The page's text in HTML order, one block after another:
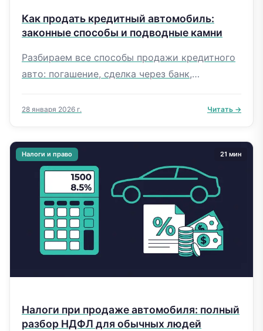
Как продать кредитный автомобиль:
законные способы и подводные камни
Разбираем все способы продажи кредитного
авто: погашение, сделка через банк,
практики, таблицы по банкам, пошаговый
28 января 2026 г. Читать →
Налоги и право 21 мин
Налоги при продаже автомобиля: полный
разбор НДФЛ для обычных людей